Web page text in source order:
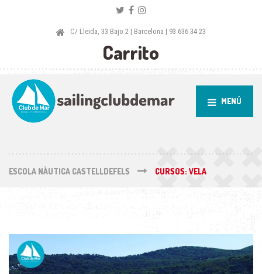
C/ Lleida, 33 Bajo 2 | Barcelona | 93 636 34 23
Carrito
MENÚ
ESCOLA NÀUTICA CASTELLDEFELS CURSOS: VELA